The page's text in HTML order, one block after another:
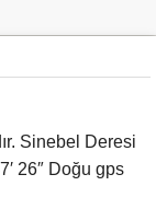
Sinebel Deresi
26″ Doğu gps